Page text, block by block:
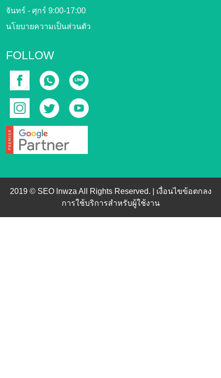
จันทร์ - ศุกร์ 9:00-17:00
นโยบายความเป็นส่วนตัว
FOLLOW
2019 © SEO lnwza All Rights Reserved. | เงื่อนไขข้อตกลง
การใช้บริการสำหรับผู้ใช้งาน